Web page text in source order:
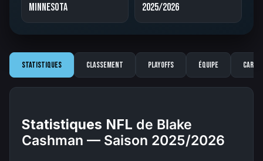
Minnesota 2025/2026
Statistiques Classement Playoffs Équipe
Statistiques NFL de Blake
Cashman — Saison 2025/2026